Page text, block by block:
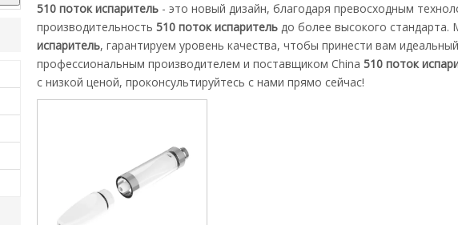
510 поток испаритель - это новый дизайн, благодаря превосходным
производительность 510 поток испаритель до более высокого
испаритель, гарантируем уровень качества, чтобы принести вам
профессиональным производителем и поставщиком China 510 поток
с низкой ценой, проконсультируйтесь с нами прямо сейчас!